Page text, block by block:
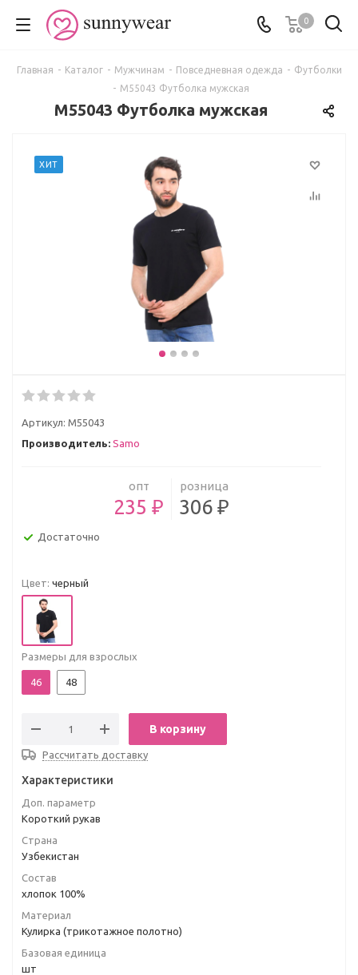
0
Главная - Каталог - Мужчинам - Повседневная одежда - Футболки
- M55043 Футболка мужская
M55043 Футболка мужская
ХИТ
Артикул: M55043
Производитель: Samo
опт
235 ₽
розница
306 ₽
Достаточно
Цвет: черный
Размеры для взрослых
46 48
В корзину
Рассчитать доставку
Характеристики
Доп. параметр
Короткий рукав
Страна
Узбекистан
Состав
хлопок 100%
Материал
Кулирка (трикотажное полотно)
Базовая единица
шт